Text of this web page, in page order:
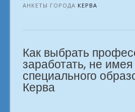
доходом
городе
АНКЕТЫ ГОРОДА КЕРВА
Как выбрать
заработать, не имея
специального
Керва